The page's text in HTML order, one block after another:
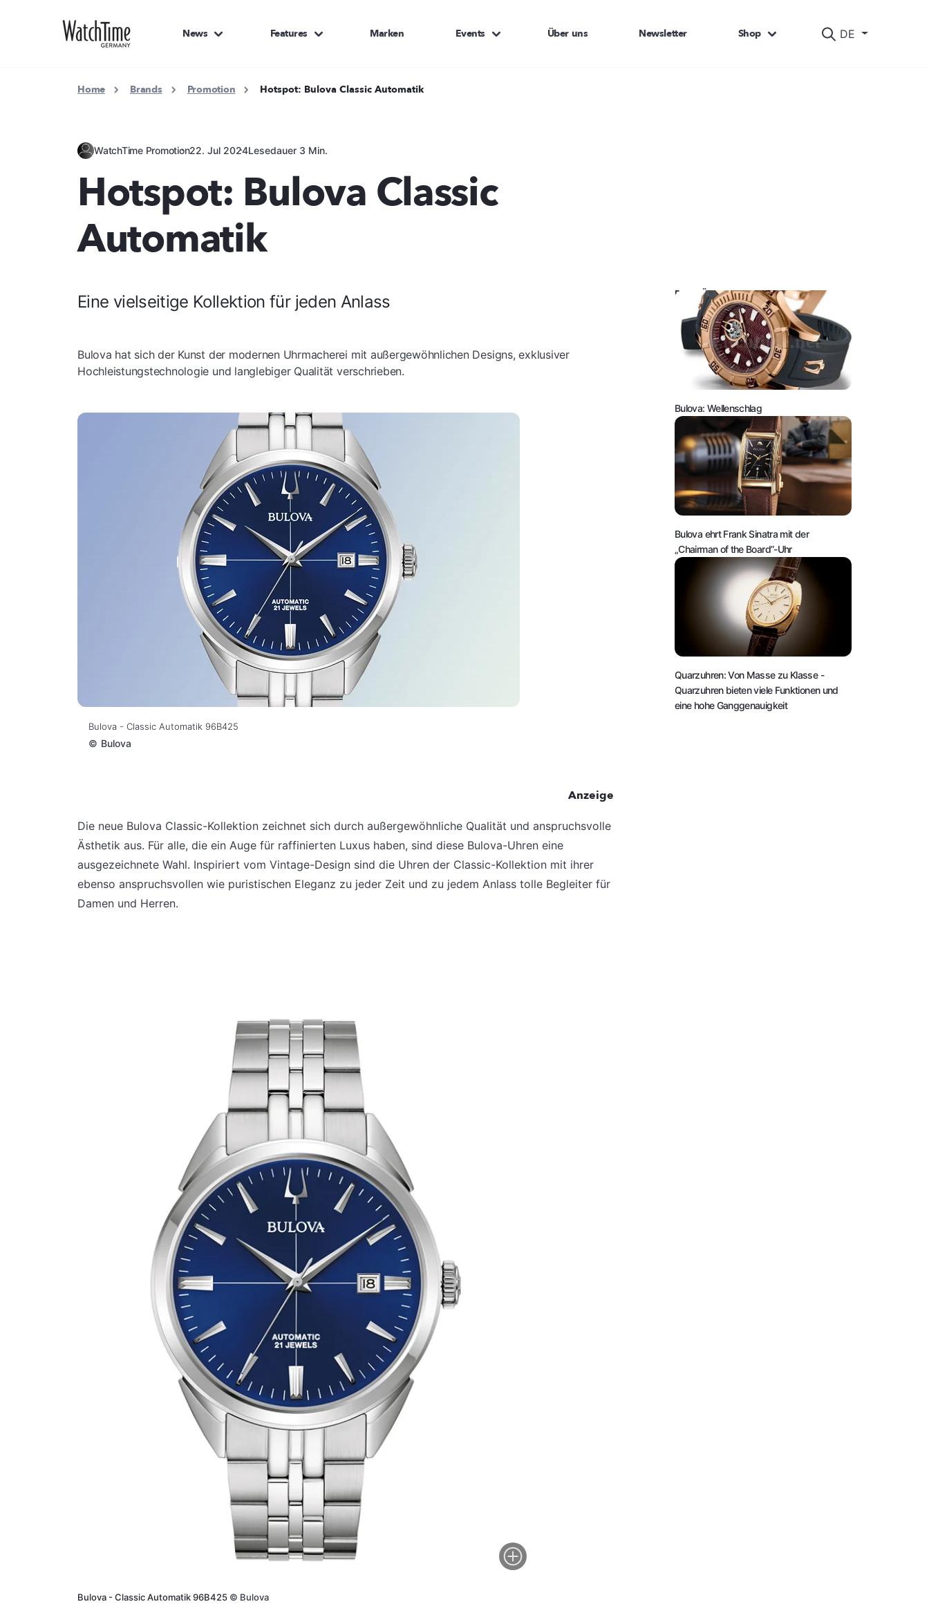
DE
News Features Marken Events Über uns Newsletter Shop
Home Brands Promotion Hotspot: Bulova Classic Automatik
WatchTime Promotion22. Jul 2024Lesedauer 3 Min.
Hotspot: Bulova Classic
Automatik
Eine vielseitige Kollektion für jeden Anlass
Bulova hat sich der Kunst der modernen Uhrmacherei mit außergewöhnlichen Designs, exklusiver
Hochleistungstechnologie und langlebiger Qualität verschrieben.
Bulova - Classic Automatik 96B425
© Bulova
Anzeige
Die neue Bulova Classic-Kollektion zeichnet sich durch außergewöhnliche Qualität und anspruchsvolle
Ästhetik aus. Für alle, die ein Auge für raffinierten Luxus haben, sind diese Bulova-Uhren eine
ausgezeichnete Wahl. Inspiriert vom Vintage-Design sind die Uhren der Classic-Kollektion mit ihrer
ebenso anspruchsvollen wie puristischen Eleganz zu jeder Zeit und zu jedem Anlass tolle Begleiter für
Damen und Herren.
Bulova - Classic Automatik 96B425 © Bulova
DAS KÖNNTE SIE AUCH INTERESSIEREN:
Bulova: Wellenschlag
Bulova ehrt Frank Sinatra mit der
„Chairman of the Board”-Uhr
Quarzuhren: Von Masse zu Klasse -
Quarzuhren bieten viele Funktionen und
eine hohe Ganggenauigkeit